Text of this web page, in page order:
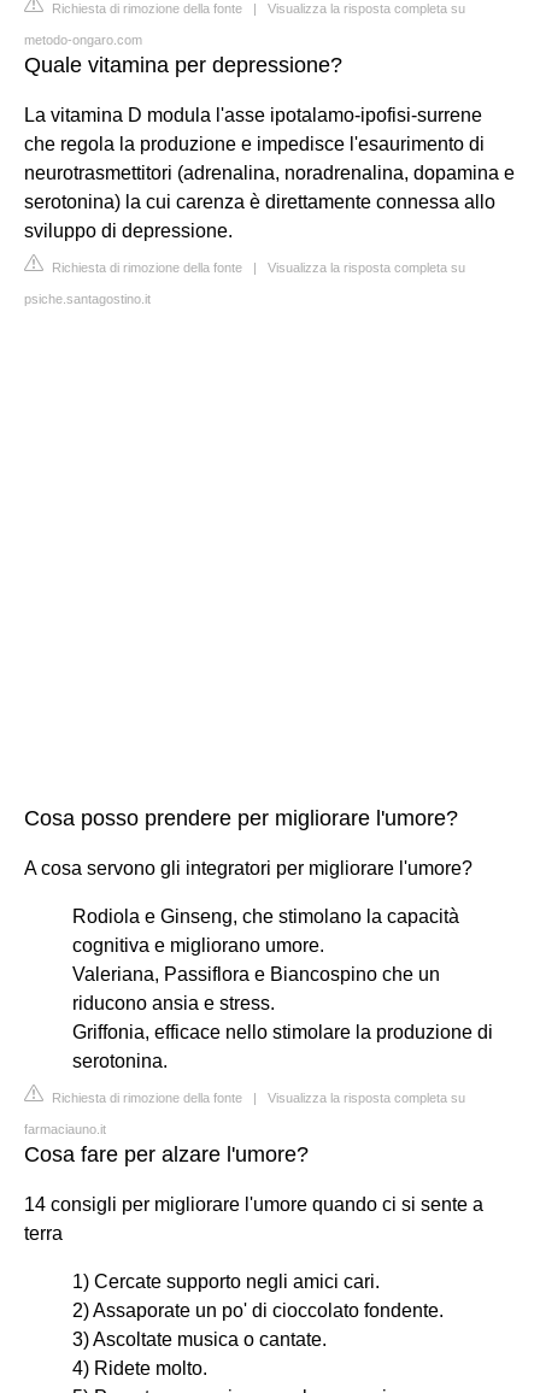
Richiesta di rimozione della fonte | Visualizza la risposta completa su
metodo-ongaro.com
Quale vitamina per depressione?
La vitamina D modula l'asse ipotalamo-ipofisi-surrene
che regola la produzione e impedisce l'esaurimento di
neurotrasmettitori (adrenalina, noradrenalina, dopamina e
serotonina) la cui carenza è direttamente connessa allo
sviluppo di depressione.
Richiesta di rimozione della fonte | Visualizza la risposta completa su
psiche.santagostino.it
Cosa posso prendere per migliorare l'umore?
A cosa servono gli integratori per migliorare l'umore?
Rodiola e Ginseng, che stimolano la capacità
cognitiva e migliorano umore.
Valeriana, Passiflora e Biancospino che un
riducono ansia e stress.
Griffonia, efficace nello stimolare la produzione di
serotonina.
Richiesta di rimozione della fonte | Visualizza la risposta completa su
farmaciauno.it
Cosa fare per alzare l'umore?
14 consigli per migliorare l'umore quando ci si sente a
terra
1) Cercate supporto negli amici cari.
2) Assaporate un po' di cioccolato fondente.
3) Ascoltate musica o cantate.
4) Ridete molto.